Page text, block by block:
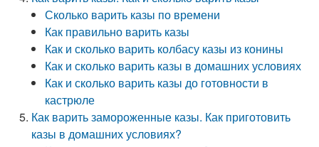
Сколько варить казы по времени
Как правильно варить казы
Как и сколько варить колбасу казы из конины
Как и сколько варить казы в домашних условиях
Как и сколько варить казы до готовности в
кастрюле
Как варить замороженные казы. Как приготовить
казы в домашних условиях?